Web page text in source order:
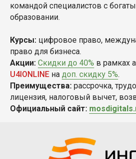
командой специалистов с
образовании.
Курсы: цифровое право,
право для бизнеса.
Акции: Скидки до 40% в рамках
U4IONLINE на доп. скидку 5%.
Преимущества: рассрочка,
лицензия, налоговый вычет,
Официальный сайт: